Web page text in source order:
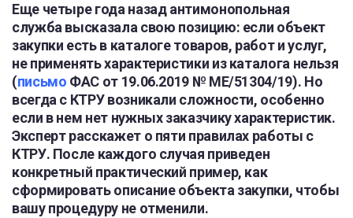
Еще четыре года назад антимонопольная
служба высказала свою позицию: если объект
закупки есть в каталоге товаров, работ и услуг,
не применять характеристики из каталога нельзя
(письмо ФАС от 19.06.2019 № МЕ/51304/19). Но
всегда с КТРУ возникали сложности, особенно
если в нем нет нужных заказчику характеристик.
Эксперт расскажет о пяти правилах работы с
КТРУ. После каждого случая приведен
конкретный практический пример, как
сформировать описание объекта закупки, чтобы
вашу процедуру не отменили.